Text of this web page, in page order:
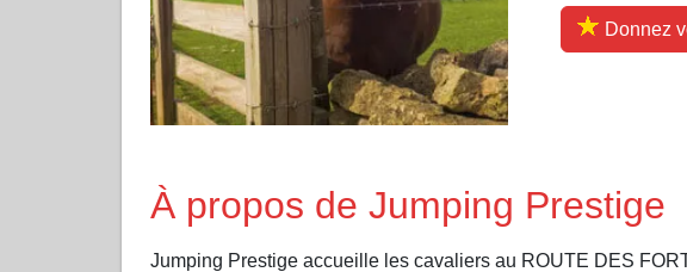
Donnez
À propos de Jumping Prestige
Jumping Prestige accueille les cavaliers au ROUTE DES